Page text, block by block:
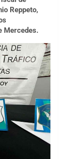
Reppeto,
Mercedes.